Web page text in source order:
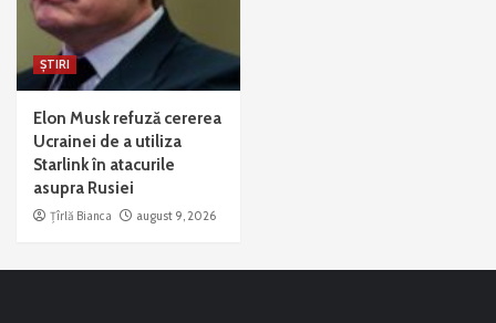
ȘTIRI
Elon Musk refuză cererea
Ucrainei de a utiliza
Starlink în atacurile
asupra Rusiei
Țîrlă Bianca august 9, 2026